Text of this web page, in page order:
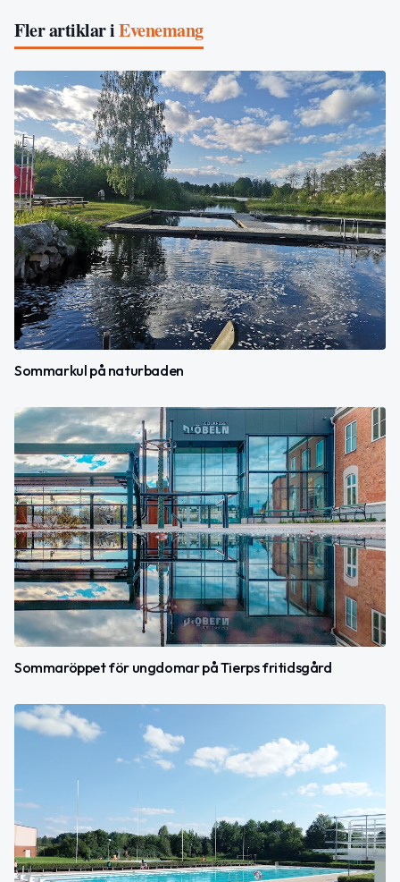
Fler artiklar iEvenemang
Sommarkul på naturbaden
Sommaröppet för ungdomar på Tierps fritidsgård